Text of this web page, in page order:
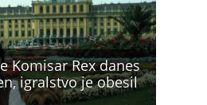
Komisar Rex danes
igralstvo je obesil